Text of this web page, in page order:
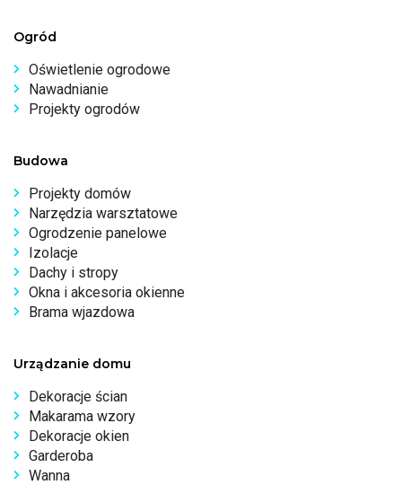
Ogród
Oświetlenie ogrodowe
Nawadnianie
Projekty ogrodów
Budowa
Projekty domów
Narzędzia warsztatowe
Ogrodzenie panelowe
Izolacje
Dachy i stropy
Okna i akcesoria okienne
Brama wjazdowa
Urządzanie domu
Dekoracje ścian
Makarama wzory
Dekoracje okien
Garderoba
Wanna